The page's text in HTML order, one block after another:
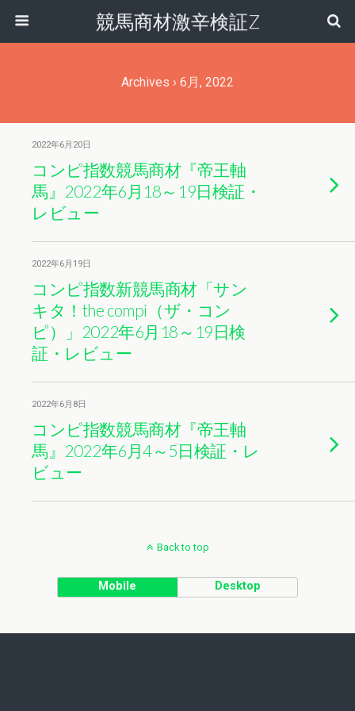
競馬商材激辛検証Z
Archives › 6月, 2022
2022年6月20日
コンピ指数競馬商材『帝王軸
馬』2022年6月18～19日検証・
レビュー
2022年6月19日
コンピ指数新競馬商材「サン
キタ！the compi（ザ・コン
ピ）」2022年6月18～19日検
証・レビュー
2022年6月8日
コンピ指数競馬商材『帝王軸
馬』2022年6月4～5日検証・レ
ビュー
Back to top
Mobile Desktop